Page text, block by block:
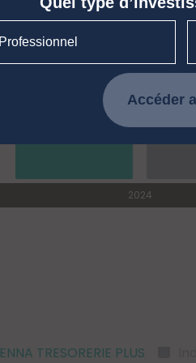
term Rate Capitalisé
TRESORERIE PLUS
Professionnel
Accéder